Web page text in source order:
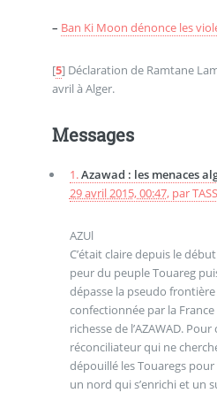
– Ban Ki Moon dénonce les
[5] Déclaration de Ramtane
avril à Alger.
Messages
1.Azawad : les menaces
29 avril 2015, 00:47, par
AZUl
C’était claire depuis le
peur du peuple Touareg
dépasse la pseudo
confectionnée par la
richesse de l’AZAWAD.
réconciliateur qui ne
dépouillé les Touaregs
un nord qui s’enrichi et un